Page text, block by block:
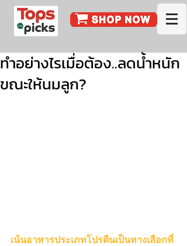
ทำอย่างไรเมื่อต้อง..ลดน้ำหนัก
ขณะให้นมลูก?
เน้นอาหารประเภทโปรตีนเป็นทางเลือกที่